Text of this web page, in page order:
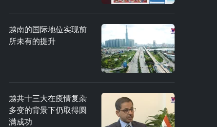
越南的国际地位实现前
所未有的提升
越共十三大在疫情复杂
多变的背景下仍取得圆
满成功